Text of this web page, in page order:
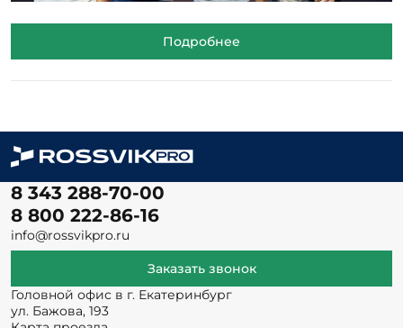
Подробнее
8 343 288-70-00
8 800 222-86-16
info@rossvikpro.ru
Заказать звонок
Головной офис в г. Екатеринбург
ул. Бажова, 193